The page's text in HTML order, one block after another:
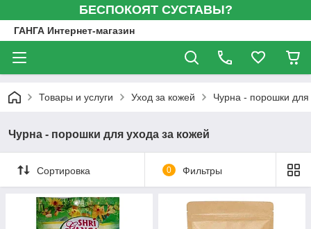
БЕСПОКОЯТ СУСТАВЫ?
ГАНГА Интернет-магазин
Товары и услуги Уход за кожей Чурна - порошки для
Чурна - порошки для ухода за кожей
Сортировка 0 Фильтры